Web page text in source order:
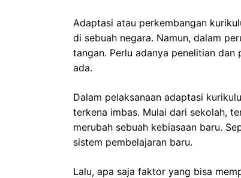
Adaptasi atau perkembangan
di sebuah negara. Namun, dalam
tangan. Perlu adanya penelitian
ada.
Dalam pelaksanaan adaptasi
terkena imbas. Mulai dari sekolah,
merubah sebuah kebiasaan baru.
sistem pembelajaran baru.
Lalu, apa saja faktor yang bisa